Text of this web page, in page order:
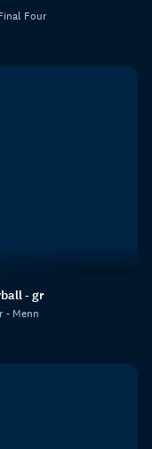
Four
- gr
- Menn